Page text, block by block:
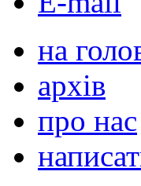
на
архів
про нас